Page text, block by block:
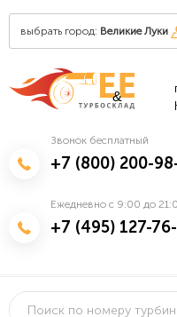
выбрать город: Великие Луки
&
Звонок бесплатный
+7 (800) 200-
Ежедневно с 9:00 до
+7 (495) 127-